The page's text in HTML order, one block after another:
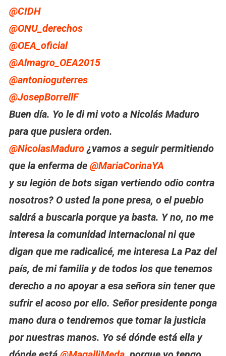
@CIDH
@ONU_derechos
@OEA_oficial
@Almagro_OEA2015
@antonioguterres
@JosepBorrellF
Buen día. Yo le di mi voto a Nicolás Maduro
para que pusiera orden.
@NicolasMaduro ¿vamos a seguir permitiendo
que la enferma de @MariaCorinaYA
y su legión de bots sigan vertiendo odio contra
nosotros? O usted la pone presa, o el pueblo
saldrá a buscarla porque ya basta. Y no, no me
interesa la comunidad internacional ni que
digan que me radicalicé, me interesa La Paz del
país, de mi familia y de todos los que tenemos
derecho a no apoyar a esa señora sin tener que
sufrir el acoso por ello. Señor presidente ponga
mano dura o tendremos que tomar la justicia
por nuestras manos. Yo sé dónde está ella y